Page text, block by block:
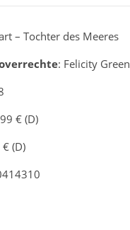
– Tochter des Meeres
: Felicity Green
€ (D)
(D)